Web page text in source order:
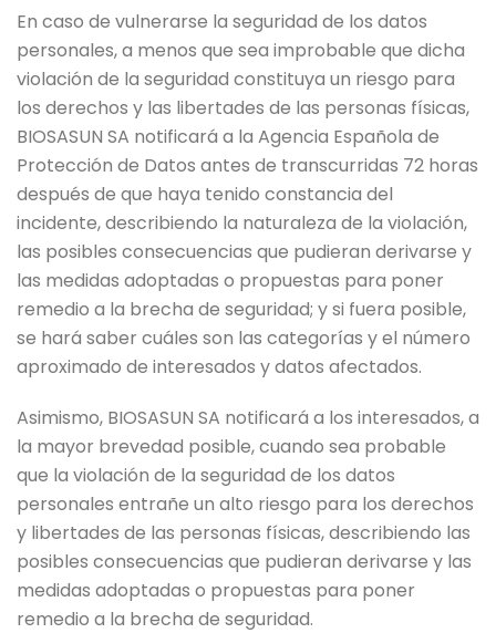
En caso de vulnerarse la seguridad de los datos
personales, a menos que sea improbable que dicha
violación de la seguridad constituya un riesgo para
los derechos y las libertades de las personas físicas,
BIOSASUN SA notificará a la Agencia Española de
Protección de Datos antes de transcurridas 72 horas
después de que haya tenido constancia del
incidente, describiendo la naturaleza de la violación,
las posibles consecuencias que pudieran derivarse y
las medidas adoptadas o propuestas para poner
remedio a la brecha de seguridad; y si fuera posible,
se hará saber cuáles son las categorías y el número
aproximado de interesados y datos afectados.
Asimismo, BIOSASUN SA notificará a los interesados, a
la mayor brevedad posible, cuando sea probable
que la violación de la seguridad de los datos
personales entrañe un alto riesgo para los derechos
y libertades de las personas físicas, describiendo las
posibles consecuencias que pudieran derivarse y las
medidas adoptadas o propuestas para poner
remedio a la brecha de seguridad.